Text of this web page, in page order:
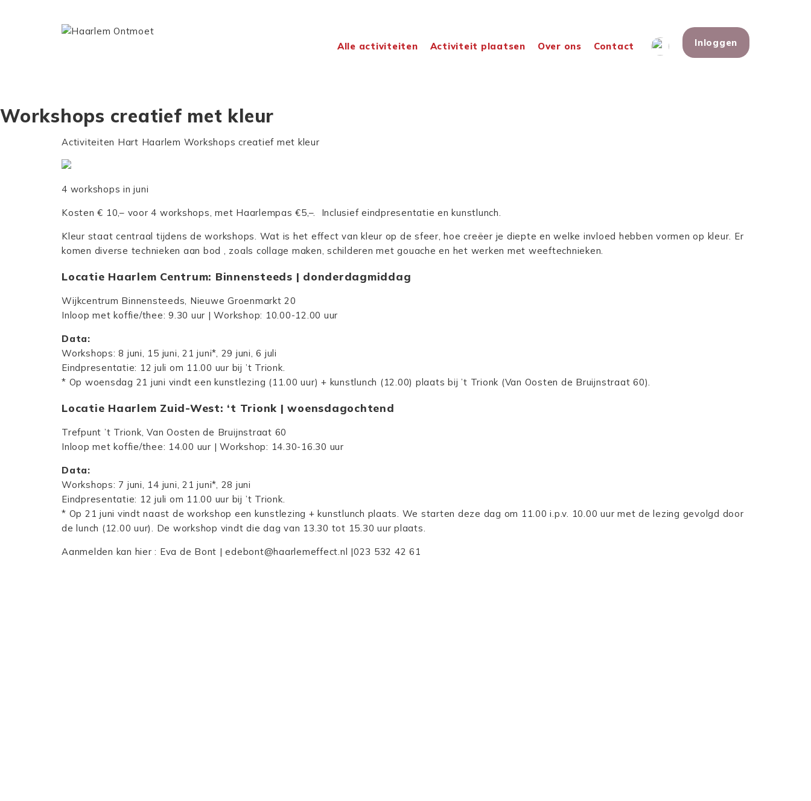
Alle activiteiten Activiteit plaatsen Over ons Contact Inloggen
Workshops creatief met kleur
Activiteiten Hart Haarlem Workshops creatief met kleur
4 workshops in juni
Kosten € 10,– voor 4 workshops, met Haarlempas €5,–. Inclusief eindpresentatie en kunstlunch.
Kleur staat centraal tijdens de workshops. Wat is het effect van kleur op de sfeer, hoe creëer je diepte en welke invloed hebben vormen op kleur. Er
komen diverse technieken aan bod , zoals collage maken, schilderen met gouache en het werken met weeftechnieken.
Locatie Haarlem Centrum: Binnensteeds | donderdagmiddag
Wijkcentrum Binnensteeds, Nieuwe Groenmarkt 20
Inloop met koffie/thee: 9.30 uur | Workshop: 10.00-12.00 uur
Data:
Workshops: 8 juni, 15 juni, 21 juni*, 29 juni, 6 juli
Eindpresentatie: 12 juli om 11.00 uur bij ’t Trionk.
* Op woensdag 21 juni vindt een kunstlezing (11.00 uur) + kunstlunch (12.00) plaats bij ’t Trionk (Van Oosten de Bruijnstraat 60).
Locatie Haarlem Zuid-West: ‘t Trionk | woensdagochtend
Trefpunt ’t Trionk, Van Oosten de Bruijnstraat 60
Inloop met koffie/thee: 14.00 uur | Workshop: 14.30-16.30 uur
Data:
Workshops: 7 juni, 14 juni, 21 juni*, 28 juni
Eindpresentatie: 12 juli om 11.00 uur bij ’t Trionk.
* Op 21 juni vindt naast de workshop een kunstlezing + kunstlunch plaats. We starten deze dag om 11.00 i.p.v. 10.00 uur met de lezing gevolgd door
de lunch (12.00 uur). De workshop vindt die dag van 13.30 tot 15.30 uur plaats.
Aanmelden kan hier : Eva de Bont | edebont@haarlemeffect.nl |023 532 42 61